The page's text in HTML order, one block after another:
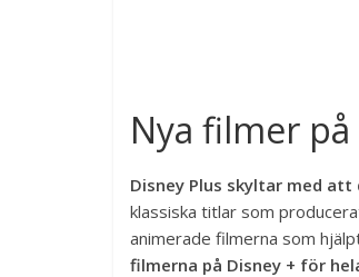
Nya filmer på
Disney Plus skyltar med
klassiska titlar som
animerade filmerna som
filmerna på Disney + för